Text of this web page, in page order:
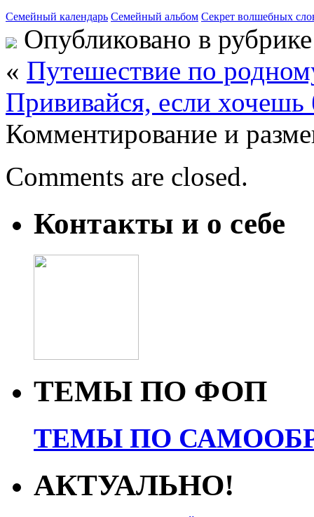
Семейный календарь Семейный альбом Секрет волшебных
Опубликовано в
« Путешествие по
Прививайся, если хочешь
Комментирование и
Comments are closed.
Контакты и о себе
ТЕМЫ ПО ФОП
ТЕМЫ ПО
АКТУАЛЬНО!